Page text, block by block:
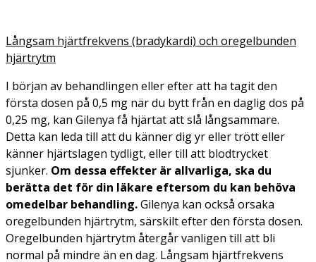
Långsam hjärtfrekvens (bradykardi) och oregelbunden
hjärtrytm
I början av behandlingen eller efter att ha tagit den
första dosen på 0,5 mg när du bytt från en daglig dos på
0,25 mg, kan Gilenya få hjärtat att slå långsammare.
Detta kan leda till att du känner dig yr eller trött eller
känner hjärtslagen tydligt, eller till att blodtrycket
sjunker. Om dessa effekter är allvarliga, ska du
berätta det för din läkare eftersom du kan behöva
omedelbar behandling.Gilenya kan också orsaka
oregelbunden hjärtrytm, särskilt efter den första dosen.
Oregelbunden hjärtrytm återgår vanligen till att bli
normal på mindre än en dag. Långsam hjärtfrekvens